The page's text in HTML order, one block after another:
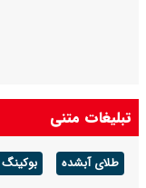
تبلیغات متنی
طلای آبشده بوکینگ